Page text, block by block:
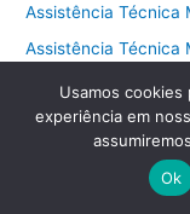
Assistência Técnica
Assistência Técnica
Assistência
Assistência
Assistência
Assistência Técnica
Usamos cookies
experiência em
Ok